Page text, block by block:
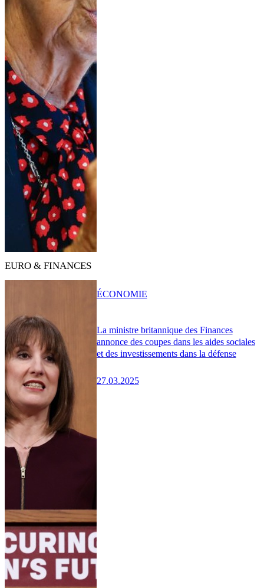
EURO & FINANCES
La ministre britannique des Finances
annonce des coupes dans les aides sociales
et des investissements dans la défense
27.03.2025
ÉCONOMIE